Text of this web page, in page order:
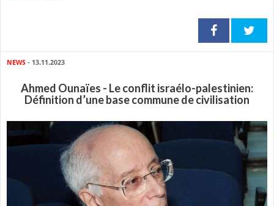
NEWS - 13.11.2023
Ahmed Ounaïes - Le conflit israélo-palestinien:
Définition d’une base commune de civilisation